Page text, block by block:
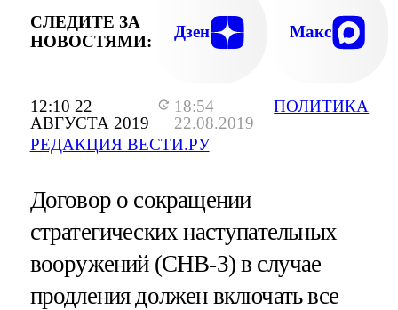
12:10 22
АВГУСТА 2019
18:54
22.08.2019
РЕДАКЦИЯ ВЕСТИ.РУ
ПОЛИТИКА
СЛЕДИТЕ ЗА
НОВОСТЯМИ:
Дзен Макс
Договор о сокращении
стратегических наступательных
вооружений (СНВ-3) в случае
продления должен включать все